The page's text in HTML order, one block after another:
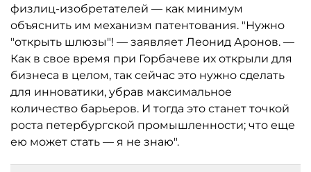
физлиц-изобретателей — как минимум
объяснить им механизм патентования. "Нужно
"открыть шлюзы"! — заявляет Леонид Аронов. —
Как в свое время при Горбачеве их открыли для
бизнеса в целом, так сейчас это нужно сделать
для инноватики, убрав максимальное
количество барьеров. И тогда это станет точкой
роста петербургской промышленности; что еще
ею может стать — я не знаю".